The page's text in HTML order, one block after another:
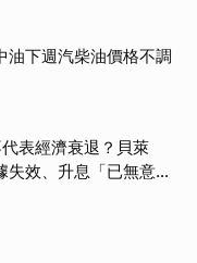
下週汽柴油價格不調
表經濟衰退？貝萊
失效、升息「已無意